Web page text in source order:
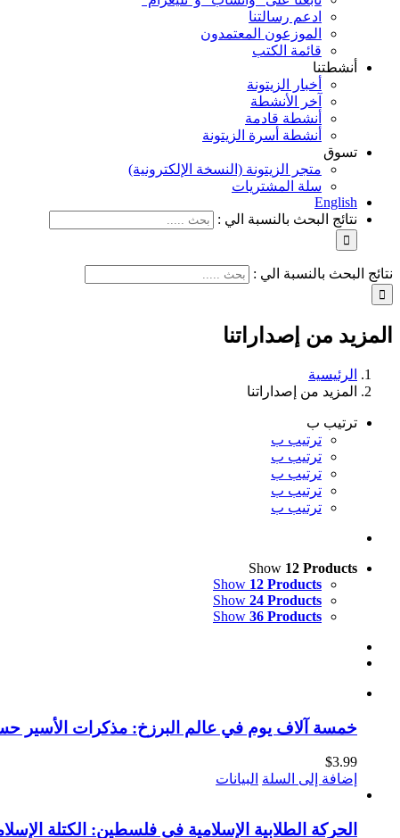
ادعم رسالتنا
الموزعون المعتمدون
قائمة الكتب
أنشطتنا
أخبار الزيتونة
آخر الأنشطة
أنشطة قادمة
أنشطة أسرة الزيتونة
تسوق
متجر الزيتونة (النسخة الإلكترونية)
سلة المشتريات
English
نتائج البحث بالنسبة الي :
نتائج البحث بالنسبة الي :
المزيد من إصداراتنا
الرئيسية
المزيد من إصداراتنا
ترتيب ب
ترتيب ب
ترتيب ب
ترتيب ب
ترتيب ب
ترتيب ب
Show 12 Products
Show 12 Products
Show 24 Products
Show 36 Products
خمسة آلاف يوم في عالم البرزخ: مذكرات الأسير
$3.99
إضافة إلى السلة البيانات
الحركة الطلابية الإسلامية في فلسطين: الكتلة